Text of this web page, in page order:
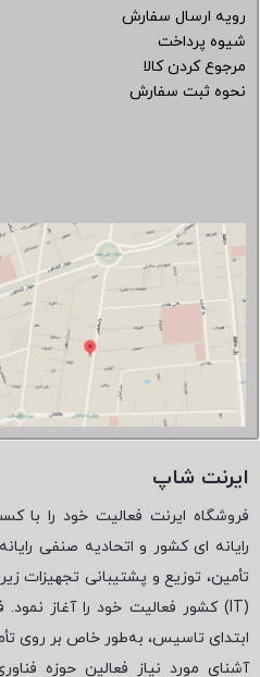
رویه ارسال سفارش
شیوه پرداخت
مرجوع کردن کالا
نحوه ثبت سفارش
ایرنت شاپ
فروشگاه ایرنت فعالیت خود را با
رایانه ای کشور و اتحادیه صنفی
تأمین، توزیع و پشتیبانی تجهیزات
(
IT) کشور فعالیت خود را آغاز
ابتدای تاسیس، به‌طور خاص بر روی
آشنای مورد نیاز فعالین حوزه